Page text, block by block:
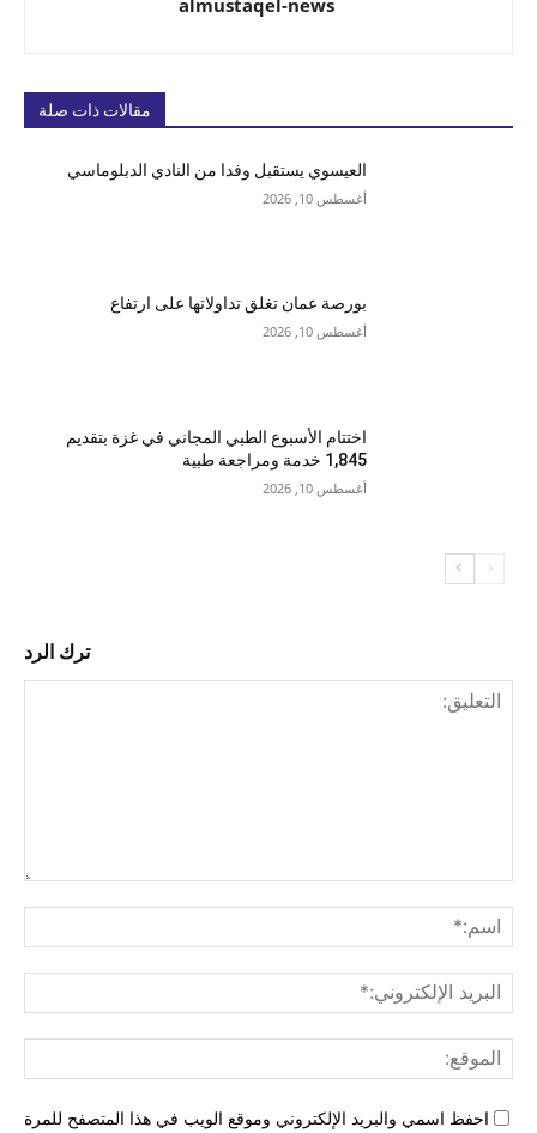
مقالات ذات صلة
العيسوي يستقبل وفدا من النادي الدبلوماسي
أغسطس 10, 2026
بورصة عمان تغلق تداولاتها على ارتفاع
أغسطس 10, 2026
اختتام الأسبوع الطبي المجاني في غزة بتقديم
1,845 خدمة ومراجعة طبية
أغسطس 10, 2026
ترك الرد
احفظ اسمي والبريد الإلكتروني وموقع الويب في هذا المتصفح للمرة